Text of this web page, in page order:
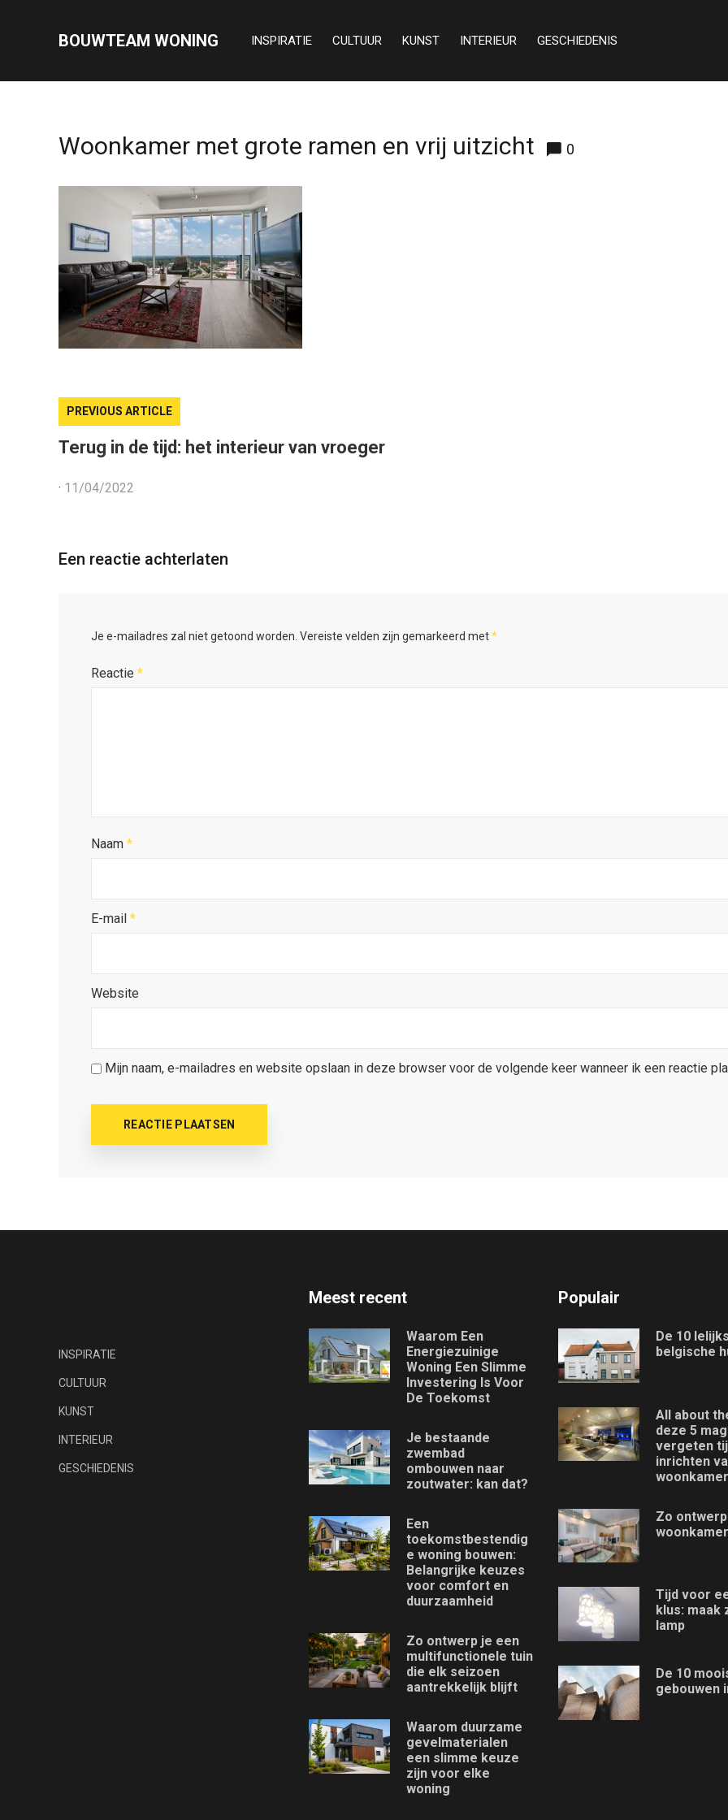
BOUWTEAM WONING INSPIRATIE CULTUUR KUNST INTERIEUR GESCHIEDENIS
Woonkamer met grote ramen en vrij uitzicht 0
PREVIOUS ARTICLE
Terug in de tijd: het interieur van vroeger
· 11/04/2022
Een reactie achterlaten
Je e-mailadres zal niet getoond worden. Vereiste velden zijn gemarkeerd met*
Reactie *
Naam *
E-mail *
Website
Mijn naam, e-mailadres en website opslaan in deze browser voor de volgende keer wanneer ik een reactie
INSPIRATIE
CULTUUR
KUNST
INTERIEUR
GESCHIEDENIS
Meest recent
Waarom Een
Energiezuinige
Woning Een Slimme
Investering Is Voor
De Toekomst
Je bestaande
zwembad
ombouwen naar
zoutwater: kan dat?
Een
toekomstbestendig
e woning bouwen:
Belangrijke keuzes
voor comfort en
duurzaamheid
Zo ontwerp je een
multifunctionele tuin
die elk seizoen
aantrekkelijk blijft
Waarom duurzame
gevelmaterialen
een slimme keuze
zijn voor elke
woning
Populair
De 10
belgische
All about
deze 5
vergeten
inrichten
woonkamer
Zo
woonkamer
Tijd voor
klus: maak
lamp
De 10
gebouwen